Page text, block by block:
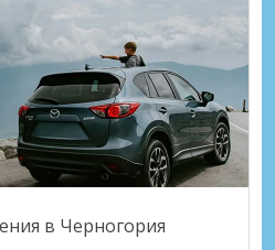
в Черногория